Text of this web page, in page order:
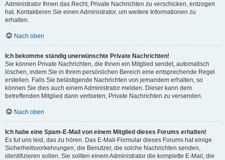
Administrator Ihnen das Recht, Private Nachrichten zu verschicken, entzogen
hat. Kontaktieren Sie einen Administrator, um weitere Informationen zu
erhalten.
Nach oben
Ich bekomme ständig unerwünschte Private Nachrichten!
Sie können Private Nachrichten, die Ihnen ein Mitglied sendet, automatisch
löschen, indem Sie in Ihrem persönlichen Bereich eine entsprechende Regel
erstellen. Falls Sie belästigende Nachrichten von jemandem erhalten, so
können Sie dies auch einem Administrator melden. Dieser kann dem
betreffenden Mitglied dann verbieten, Private Nachrichten zu versenden.
Nach oben
Ich habe eine Spam-E-Mail von einem Mitglied dieses Forums erhalten!
Es tut uns leid, das zu hören. Das E-Mail-Formular dieses Forums hat einige
Sicherheitsvorkehrungen, die Benutzer, die solche Nachrichten senden,
identifizieren sollen. Sie sollten einem Administrator die komplette E-Mail, die